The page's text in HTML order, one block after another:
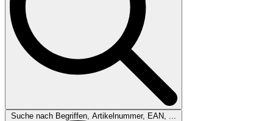
Suche nach Begriffen, Artikelnummer, EAN, ...